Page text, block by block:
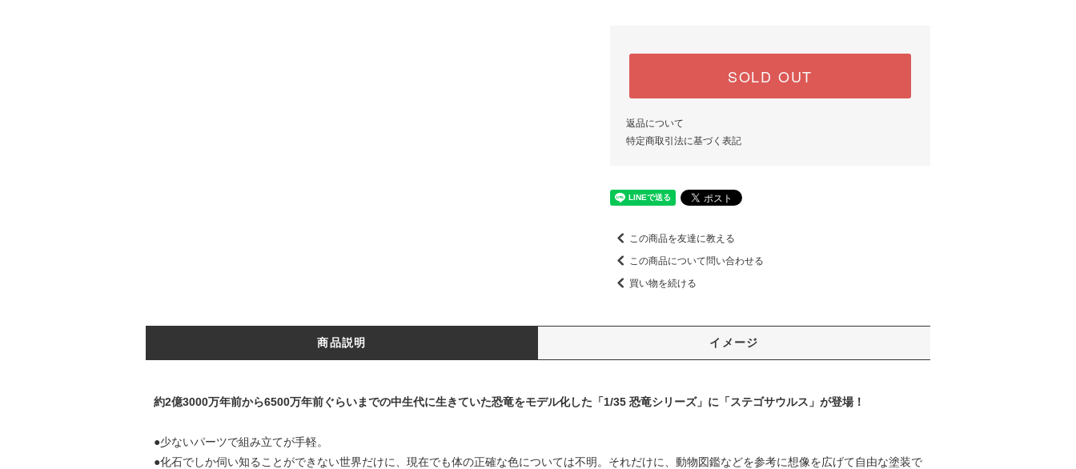
SOLD OUT
返品について
特定商取引法に基づく表記
この商品を友達に教える
この商品について問い合わせる
買い物を続ける
商品説明 イメージ
約2億3000万年前から6500万年前ぐらいまでの中生代に生きていた恐竜をモデル化した「1/35 恐竜シリーズ」に「ステゴサウルス」が登場！
●少ないパーツで組み立てが手軽。
●化石でしか伺い知ることができない世界だけに、現在でも体の正確な色については不明。それだけに、動物図鑑などを参考に想像を広げて自由な塗装で